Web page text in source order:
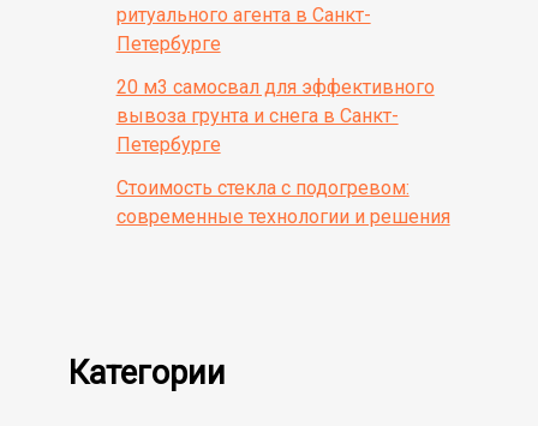
ритуального агента в Санкт-
Петербурге
20 м3 самосвал для эффективного
вывоза грунта и снега в Санкт-
Петербурге
Стоимость стекла с подогревом:
современные технологии и решения
Категории